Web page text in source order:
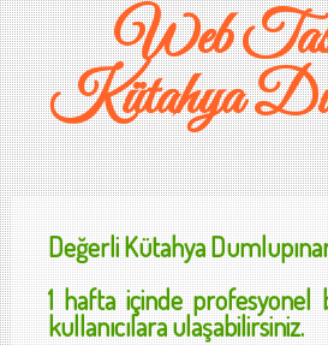
Web
Kütahya
DeğerliKütahya
1 hafta içinde profesyonel
kullanıcılara ulaşabilirsiniz.